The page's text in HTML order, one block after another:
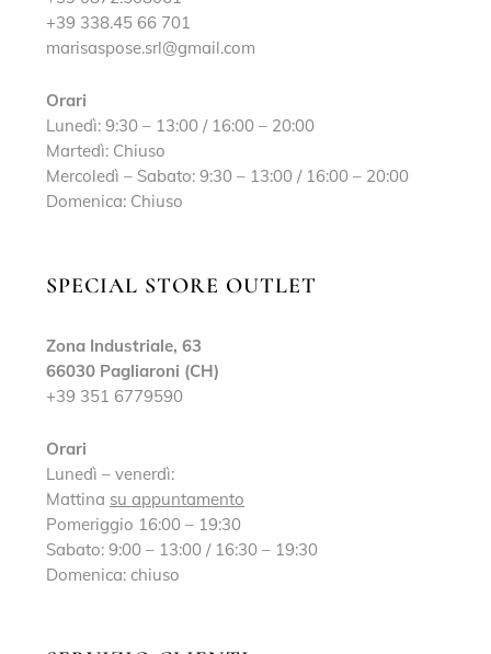
+39 338.45 66 701
marisaspose.srl@gmail.com
Orari
Lunedì: 9:30 – 13:00 / 16:00 – 20:00
Martedì: Chiuso
Mercoledì – Sabato: 9:30 – 13:00 / 16:00 – 20:00
Domenica: Chiuso
SPECIAL STORE OUTLET
Zona Industriale, 63
66030 Pagliaroni (CH)
+39 351 6779590
Orari
Lunedì – venerdì:
Mattina su appuntamento
Pomeriggio 16:00 – 19:30
Sabato: 9:00 – 13:00 / 16:30 – 19:30
Domenica: chiuso